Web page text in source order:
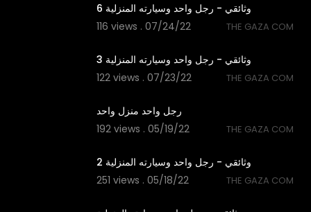
وثائقي - رجل واحد وسيارته المنزلية 6
116 views . 07/24/22
THE GAZA COM
وثائقي - رجل واحد وسيارته المنزلية 3
122 views . 07/23/22
THE GAZA COM
رجل واحد منزل واحد
192 views . 05/19/22
THE GAZA COM
وثائقي - رجل واحد وسيارته المنزلية 2
251 views . 05/18/22
THE GAZA COM